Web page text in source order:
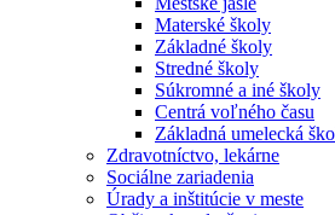
Materské školy
Základné školy
Stredné školy
Súkromné a iné školy
Centrá voľného času
Základná umelecká
Zdravotníctvo, lekárne
Sociálne zariadenia
Úrady a inštitúcie v meste